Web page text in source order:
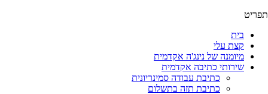
תפריט
בית
קצת עלי
מיומנה של נינג'ה אקדמית
שירותי כתיבה אקדמית
כתיבת עבודה סמינריונית
כתיבת תזה בתשלום